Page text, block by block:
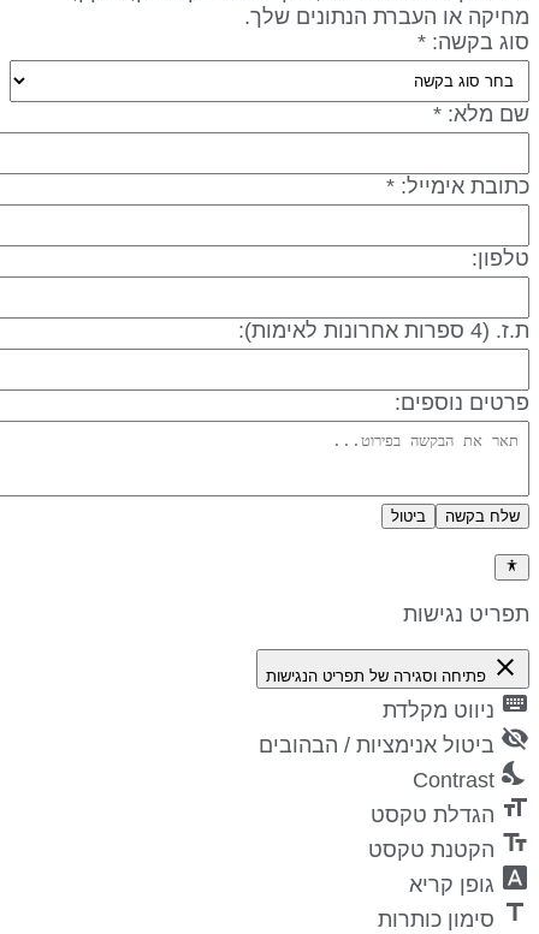
או העברת הנתונים שלך.
בקשה: *
מלא: *
אימייל: *
לאימות):
נוספים:
בקשה ביטול
נגישות
פתיחה וסגירה של תפריט הנגישות
ניווט מקלדת
ביטול אנימציות / הבהובים
Contrast
הגדלת טקסט
הקטנת טקסט
גופן קריא
סימון כותרות